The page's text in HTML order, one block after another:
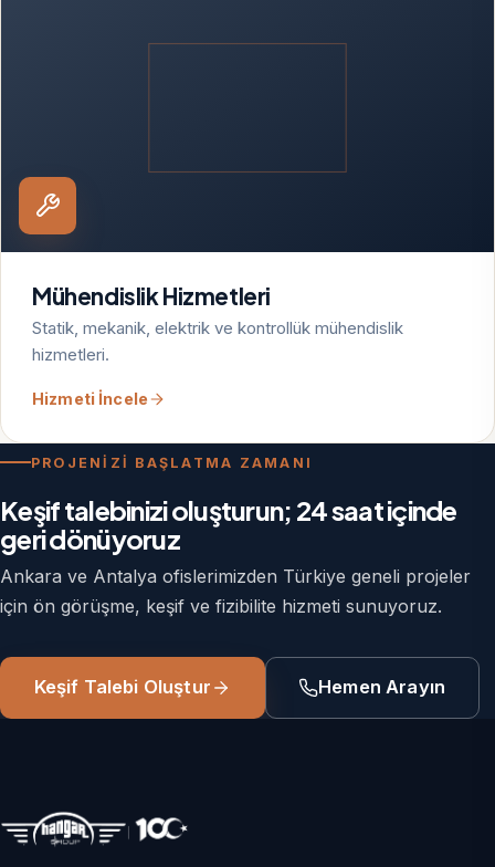
Mühendislik Hizmetleri
Statik, mekanik, elektrik ve kontrollük mühendislik
hizmetleri.
Hizmeti İncele
PROJENİZİ BAŞLATMA ZAMANI
Keşif talebinizi oluşturun; 24 saat içinde
geri dönüyoruz
Ankara ve Antalya ofislerimizden Türkiye geneli projeler
için ön görüşme, keşif ve fizibilite hizmeti sunuyoruz.
Keşif Talebi Oluştur Hemen Arayın